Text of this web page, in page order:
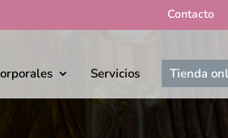
Contacto
Servicios Tienda